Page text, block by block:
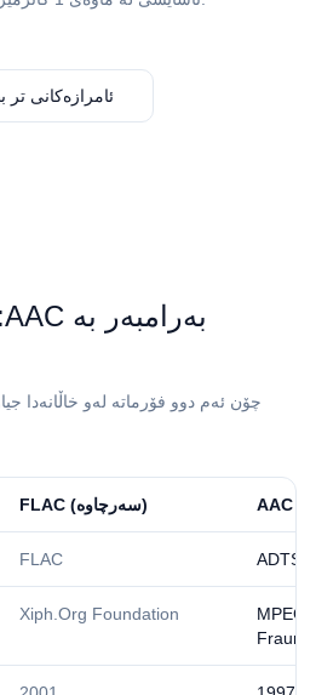
ئامرازەکانی تر
چۆن ئەم دوو فۆرماتە لەو خاڵانەدا
⁦FLAC⁩ (سەرچاوە)
FLAC ADTS /
Xiph.Org Foundation
MPEG /